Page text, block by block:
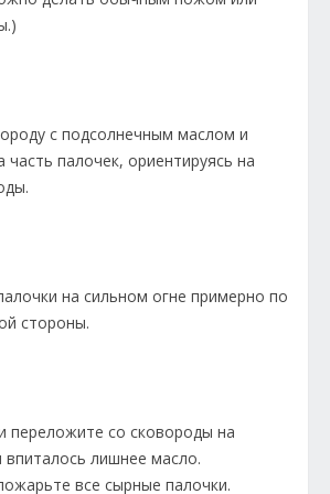
с подсолнечным маслом и
часть палочек, ориентируясь на
на сильном огне примерно по
стороны.
переложите со сковороды на
лишнее масло.
все сырные палочки.